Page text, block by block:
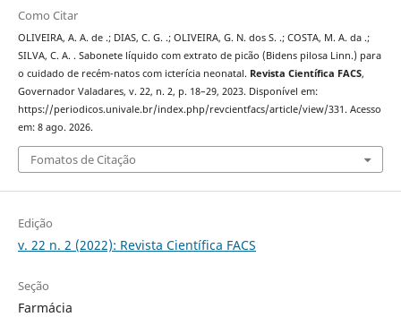
Como Citar
OLIVEIRA, A. A. de .; DIAS, C. G. .; OLIVEIRA, G. N. dos S. .; COSTA, M. A. da .;
SILVA, C. A. . Sabonete líquido com extrato de picão (Bidens pilosa Linn.) para
o cuidado de recém-natos com icterícia neonatal. Revista Científica FACS,
Governador Valadares, v. 22, n. 2, p. 18–29, 2023. Disponível em:
https://periodicos.univale.br/index.php/revcientfacs/article/view/331. Acesso
em: 8 ago. 2026.
Fomatos de Citação
Edição
v. 22 n. 2 (2022): Revista Científica FACS
Seção
Farmácia